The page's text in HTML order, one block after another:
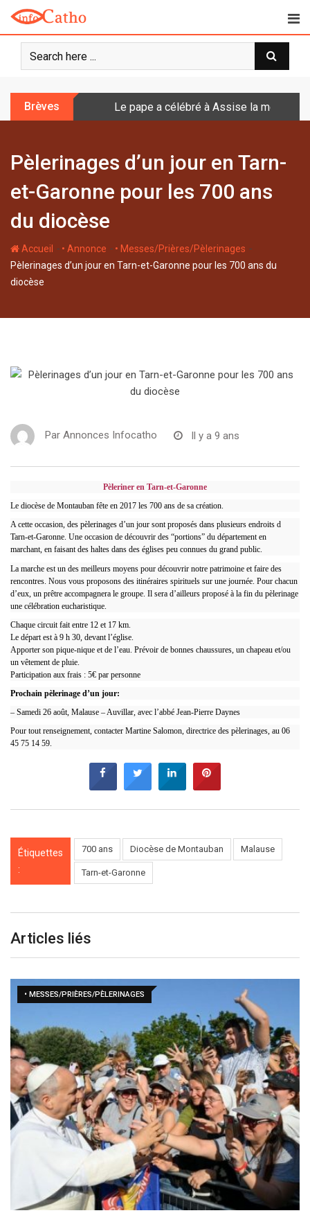
o
Brèves Le pape a célébré à Assise la messe
Pèlerinages d’un jour en Tarn-
et-Garonne pour les 700 ans
du diocèse
Accueil - • Annonce - • Messes/Prières/Pèlerinages -
Pèlerinages d’un jour en Tarn-et-Garonne pour les 700 ans du
diocèse
Par Annonces Infocatho Il y a 9 ans
Pèleriner en Tarn-et-Garonne
Le diocèse de Montauban fête en 2017 les 700 ans de sa création.
A cette occasion, des pèlerinages d’un jour sont proposés dans plusieurs endroits d
Tarn-et-Garonne. Une occasion de découvrir des “portions” du département en
marchant, en faisant des haltes dans des églises peu connues du grand public.
La marche est un des meilleurs moyens pour découvrir notre patrimoine et faire des
rencontres. Nous vous proposons des itinéraires spirituels sur une journée. Pour chacun
d’eux, un prêtre accompagnera le groupe. Il sera d’ailleurs proposé à la fin du pèlerinage
une célébration eucharistique.
Chaque circuit fait entre 12 et 17 km.
Le départ est à 9 h 30, devant l’église.
Apporter son pique-nique et de l’eau. Prévoir de bonnes chaussures, un chapeau et/ou
un vêtement de pluie.
Participation aux frais : 5€ par personne
Prochain pèlerinage d’un jour:
– Samedi 26 août, Malause – Auvillar, avec l’abbé Jean-Pierre Daynes
Pour tout renseignement, contacter Martine Salomon, directrice des pèlerinages, au 06
45 75 14 59.
Étiquettes
:
700 ans Diocèse de Montauban Malause
Tarn-et-Garonne
Articles liés
• MESSES/PRIÈRES/PÈLERINAGES